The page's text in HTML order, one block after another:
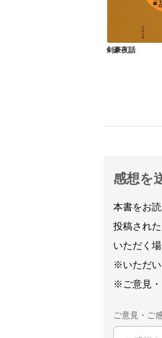
剣豪夜話
感想を
本書をお
投稿され
いただく
※いただい
※ご意見・
ご意見・ご